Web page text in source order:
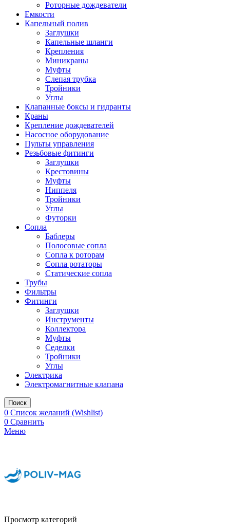
Роторные дождеватели
Емкости
Капельный полив
Заглушки
Капельные шланги
Крепления
Миникраны
Муфты
Слепая трубка
Тройники
Углы
Клапанные боксы и гидранты
Краны
Крепление дождевателей
Насосное оборудование
Пульты управления
Резьбовые фитинги
Заглушки
Крестовины
Муфты
Ниппеля
Тройники
Углы
Футорки
Сопла
Баблеры
Полосовые сопла
Сопла к роторам
Сопла ротаторы
Статические сопла
Трубы
Фильтры
Фитинги
Заглушки
Инструменты
Коллектора
Муфты
Седелки
Тройники
Углы
Электрика
Электромагнитные клапана
Поиск
0 Список желаний (Wishlist)
0 Сравнить
Меню
Просмотр категорий